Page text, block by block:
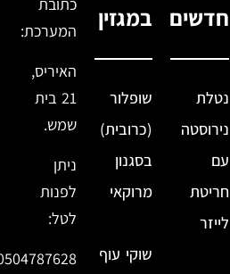
חדשים
נטלת
נירוסטה
עם
חריטת
לייזר
במגזין
שופלור
(כרובית)
בסגנון
מרוקאי
שוקי עוף
כתובת
המערכת:
האיריס,
21 בית
שמש.
ניתן
לפנות
לטל: